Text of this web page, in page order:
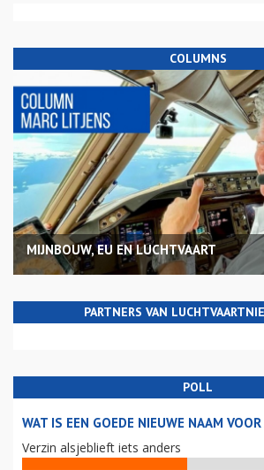
COLUMNS
MIJNBOUW, EU EN LUCHTVAART
PARTNERS VAN
POLL
WAT IS EEN GOEDE NIEUWE NAAM
Verzin alsjeblieft iets anders